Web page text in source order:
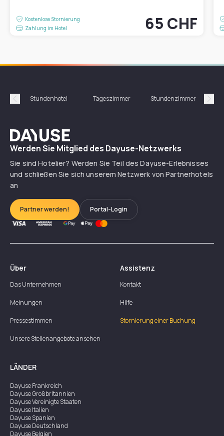
Kostenlose Stornierung
Zahlung im Hotel
65 CHF
Précédent
Stundenhotel Tageszimmer Stundenzimmer
Dayuse
Werden Sie Mitglied des Dayuse-Netzwerks
Sie sind Hotelier? Werden Sie Teil des Dayuse-Erlebnisses
und schließen Sie sich unserem Netzwerk von Partnerhotels
an
Partner werden! Portal-Login
Über
Das Unternehmen
Meinungen
Pressestimmen
Unsere Stellenangebote ansehen
Assistenz
Kontakt
Hilfe
Stornierung einer Buchung
LÄNDER
DayuseFrankreich
DayuseGroßbritannien
DayuseVereinigte Staaten
DayuseItalien
DayuseSpanien
DayuseDeutschland
DayuseBelgien